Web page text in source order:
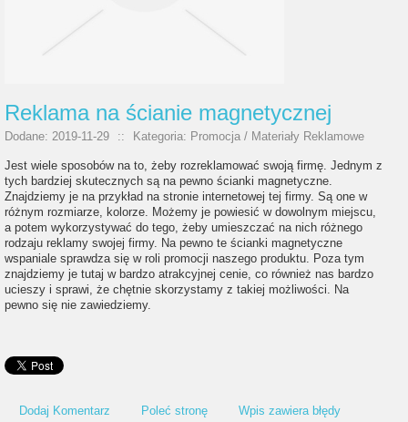
Reklama na ścianie magnetycznej
Dodane: 2019-11-29 :: Kategoria: Promocja / Materiały Reklamowe
Jest wiele sposobów na to, żeby rozreklamować swoją firmę. Jednym z
tych bardziej skutecznych są na pewno ścianki magnetyczne.
Znajdziemy je na przykład na stronie internetowej tej firmy. Są one w
różnym rozmiarze, kolorze. Możemy je powiesić w dowolnym miejscu,
a potem wykorzystywać do tego, żeby umieszczać na nich różnego
rodzaju reklamy swojej firmy. Na pewno te ścianki magnetyczne
wspaniale sprawdza się w roli promocji naszego produktu. Poza tym
znajdziemy je tutaj w bardzo atrakcyjnej cenie, co również nas bardzo
ucieszy i sprawi, że chętnie skorzystamy z takiej możliwości. Na
pewno się nie zawiedziemy.
Dodaj Komentarz Poleć stronę Wpis zawiera błędy